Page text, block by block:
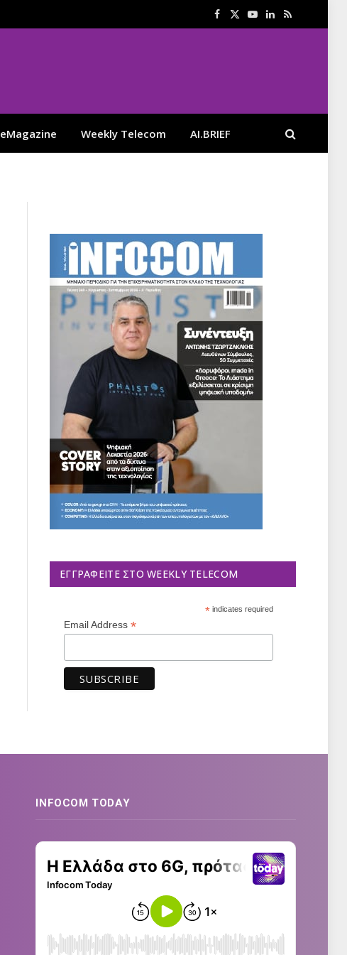
Facebook
X
YouTube
LinkedIn
RSS
eMagazine Weekly Telecom AI.BRIEF
ΕΓΓΡΑΦΕΊΤΕ ΣΤΟ WEEKLY TELECOM
*indicates required
Email Address *
INFOCOM TODAY